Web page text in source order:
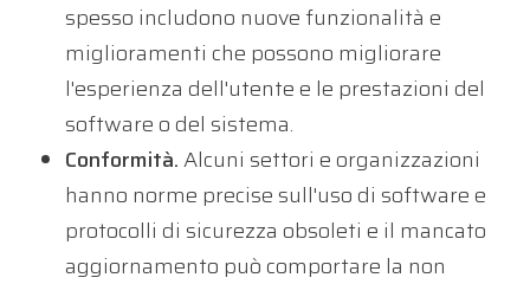
Dichiaro di aver letto e di accettare
integralmente i Termini del servizioe
l'informativa sul trattamento dei dati
personali di Qualifier.
spesso includono nuove funzionalità e
miglioramenti che possono migliorare
l'esperienza dell'utente e le prestazioni del
software o del sistema.
Conformità.Alcuni settori e organizzazioni
hanno norme precise sull'uso di software e
protocolli di sicurezza obsoleti e il mancato
aggiornamento può comportare la non